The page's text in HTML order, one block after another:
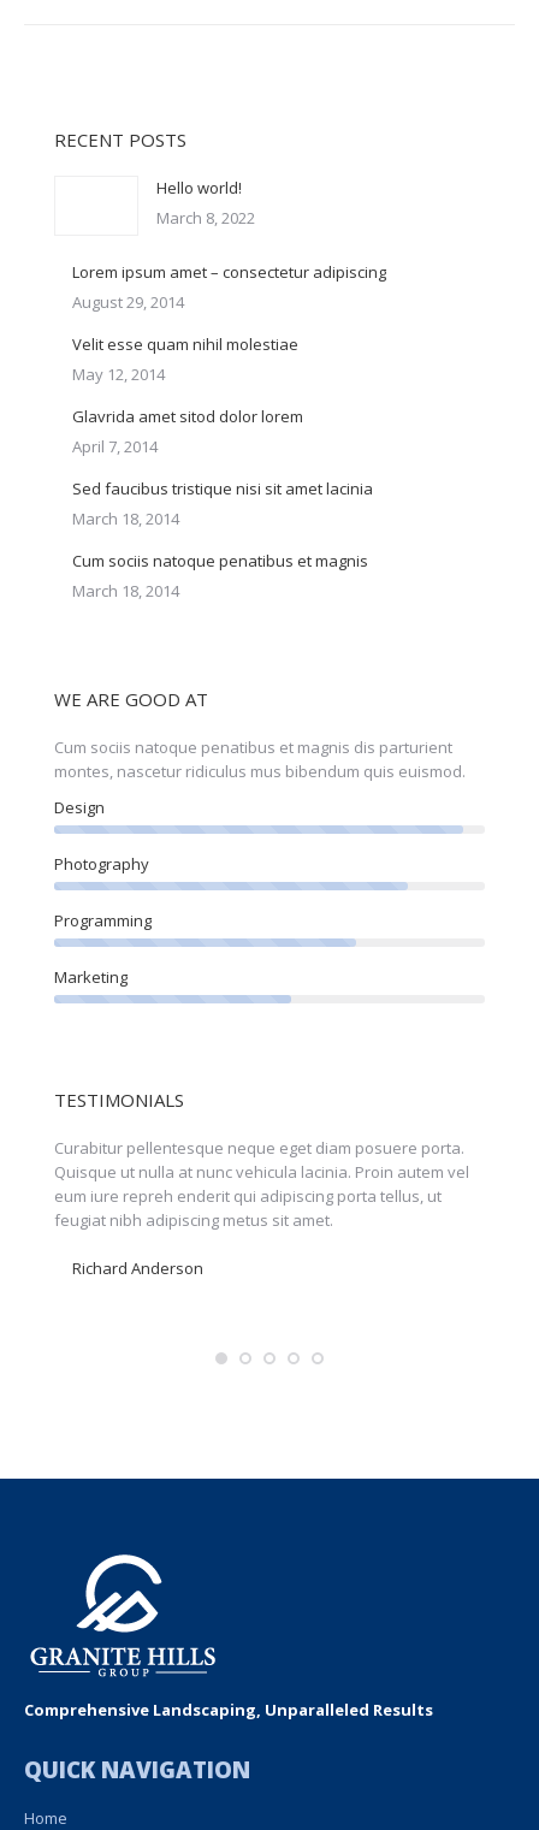
RECENT POSTS
Hello world!
March 8, 2022
Lorem ipsum amet – consectetur adipiscing
August 29, 2014
Velit esse quam nihil molestiae
May 12, 2014
Glavrida amet sitod dolor lorem
April 7, 2014
Sed faucibus tristique nisi sit amet lacinia
March 18, 2014
Cum sociis natoque penatibus et magnis
March 18, 2014
WE ARE GOOD AT
Cum sociis natoque penatibus et magnis dis parturient
montes, nascetur ridiculus mus bibendum quis euismod.
Design
Photography
Programming
Marketing
TESTIMONIALS
Curabitur pellentesque neque eget diam posuere porta.
Quisque ut nulla at nunc vehicula lacinia. Proin autem vel
eum iure repreh enderit qui adipiscing porta tellus, ut
feugiat nibh adipiscing metus sit amet.
Richard Anderson
Comprehensive Landscaping, Unparalleled Results
QUICK NAVIGATION
Home